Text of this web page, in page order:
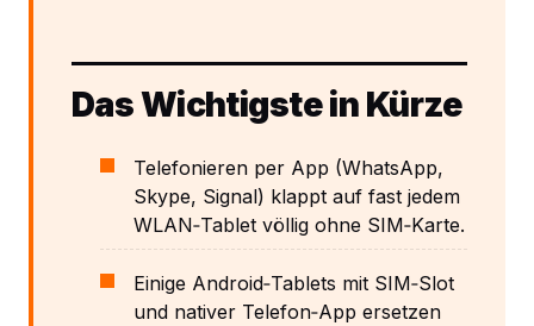
Das Wichtigste in Kürze
Telefonieren per App (WhatsApp,
Skype, Signal) klappt auf fast jedem
WLAN‑Tablet völlig ohne SIM‑Karte.
Einige Android‑Tablets mit SIM‑Slot
und nativer Telefon‑App ersetzen